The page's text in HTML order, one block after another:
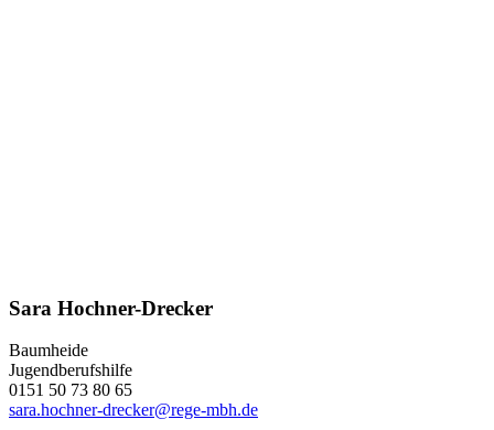
Sara Hochner-Drecker
Baumheide
Jugendberufshilfe
0151 50 73 80 65
sara.hochner-drecker@rege-mbh.de